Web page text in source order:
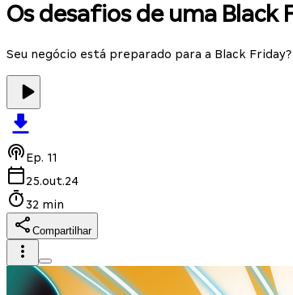
Os desafios de uma Black
Seu negócio está preparado para a Black Friday?
Ep. 11
25.out.24
32 min
Compartilhar